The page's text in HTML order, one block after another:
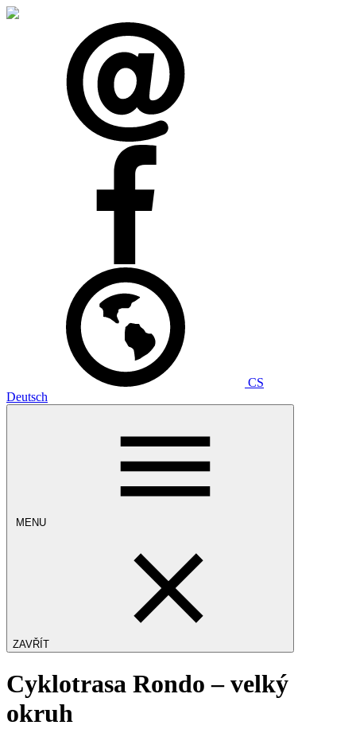
CS
Deutsch
MENU
ZAVŘÍT
Cyklotrasa Rondo – velký
okruh